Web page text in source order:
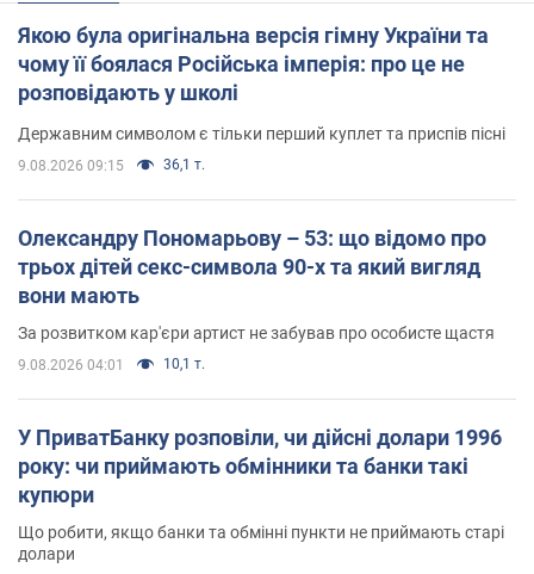
Якою була оригінальна версія гімну України та
чому її боялася Російська імперія: про це не
розповідають у школі
Державним символом є тільки перший куплет та приспів пісні
9.08.2026 09:15 36,1 т.
Олександру Пономарьову – 53: що відомо про
трьох дітей секс-символа 90-х та який вигляд
вони мають
За розвитком кар'єри артист не забував про особисте щастя
9.08.2026 04:01 10,1 т.
У ПриватБанку розповіли, чи дійсні долари 1996
року: чи приймають обмінники та банки такі
купюри
Що робити, якщо банки та обмінні пункти не приймають старі
долари